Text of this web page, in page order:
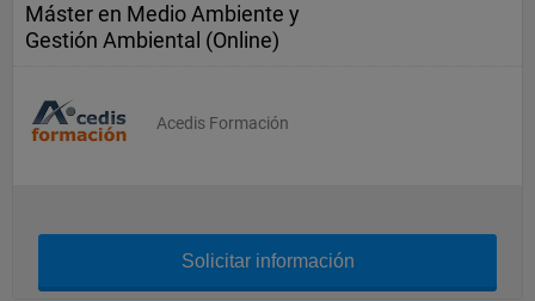
Máster en Medio Ambiente y
Gestión Ambiental (Online)
Acedis Formación
Solicitar información